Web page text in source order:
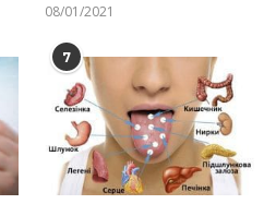
08/01/2021
7